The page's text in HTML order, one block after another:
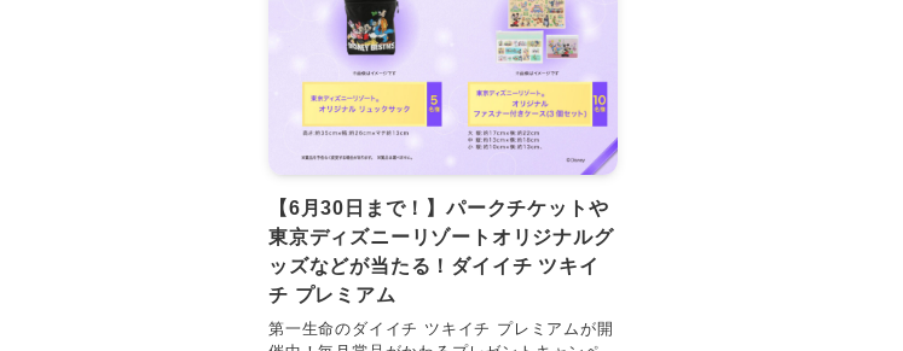
【6月30日まで！】パークチケットや
東京ディズニーリゾートオリジナルグ
ッズなどが当たる！ダイイチ ツキイ
チ プレミアム
第一生命のダイイチ ツキイチ プレミアムが開